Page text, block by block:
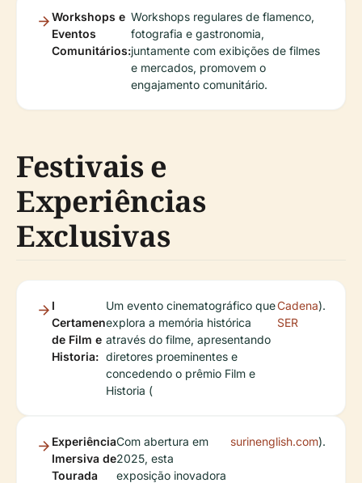
Workshops e
Eventos
Comunitários:
Workshops regulares de flamenco,
fotografia e gastronomia,
juntamente com exibições de filmes
e mercados, promovem o
engajamento comunitário.
Festivais e
Experiências
Exclusivas
I
Certamen
de Film e
Historia:
Um evento cinematográfico que
explora a memória histórica
através do filme, apresentando
diretores proeminentes e
concedendo o prêmio Film e
Historia (
Cadena
SER
).
Experiência
Imersiva de
Tourada
Com abertura em
2025, esta
exposição inovadora
surinenglish.com).